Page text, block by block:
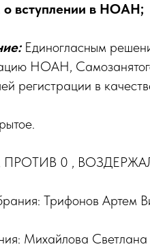
о вступлении в НОАН;
Единогласным
НОАН,
регистрации в
ПРОТИВ 0 ,
Трифонов Артем
Михайлова Светлана